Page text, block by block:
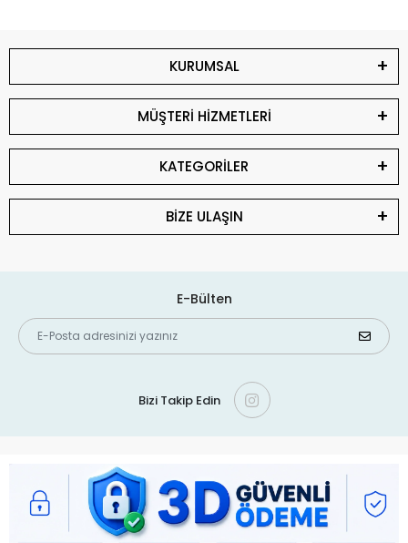
KURUMSAL
MÜŞTERİ HİZMETLERİ
KATEGORİLER
BİZE ULAŞIN
E-Bülten
Bizi Takip Edin